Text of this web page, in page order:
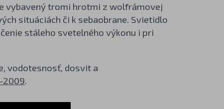
vybavený tromi hrotmi z wolfrámovej
situáciách či k sebaobrane. Svietidlo
stáleho svetelného výkonu i pri
vodotesnosť, dosvit a
2009.